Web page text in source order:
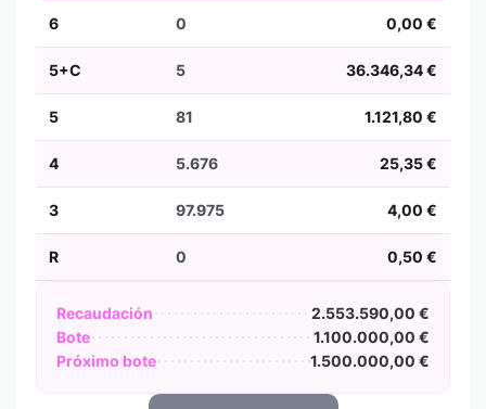
6 0 0,00 €
5+C 5 36.346,34 €
5 81 1.121,80 €
4 5.676 25,35 €
3 97.975 4,00 €
R 0 0,50 €
Recaudación
2.553.590,00 €
Bote
1.100.000,00 €
Próximo bote
1.500.000,00 €